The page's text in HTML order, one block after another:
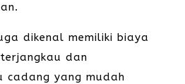
dikenal memiliki biaya
dan
cadang yang mudah